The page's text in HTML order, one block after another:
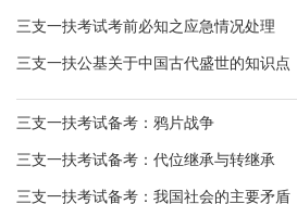
三支一扶考试考前必知之应急情况处理
三支一扶公基关于中国古代盛世的知识点
三支一扶考试备考：鸦片战争
三支一扶考试备考：代位继承与转继承
三支一扶考试备考：我国社会的主要矛盾